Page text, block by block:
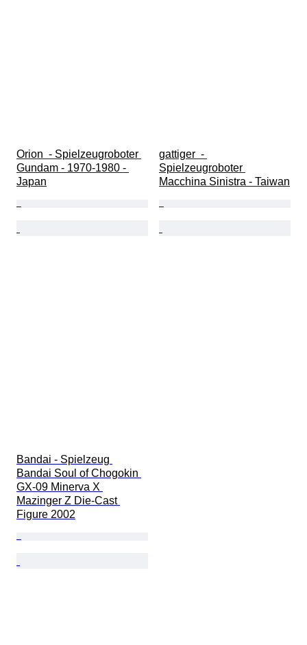
Orion  - Spielzeugroboter
Gundam - 1970-1980 -
Japan
gattiger  -
Spielzeugroboter
Macchina Sinistra - Taiwan
Bandai - Spielzeug
Bandai Soul of Chogokin
GX-09 Minerva X
Mazinger Z Die-Cast
Figure 2002